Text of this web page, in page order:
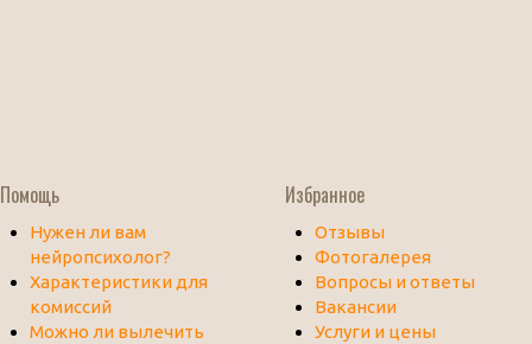
Помощь
Нужен ли вам
нейропсихолог?
Характеристики для
комиссий
Можно ли вылечить
Избранное
Отзывы
Фотогалерея
Вопросы и ответы
Вакансии
Услуги и цены